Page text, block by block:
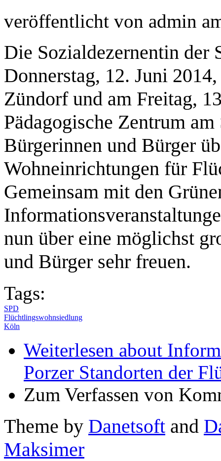
veröffentlicht von admin
Die Sozialdezernentin der
Donnerstag, 12. Juni
Zündorf und am Freitag,
Pädagogische Zentrum
Bürgerinnen und Bürger
Wohneinrichtungen für
Gemeinsam mit den
nun über eine möglichst
und Bürger sehr freuen.
Tags:
SPD
Flüchtlingswohnsiedlung
Köln
Weiterlesen about
Porzer Standorten der
Zum Verfassen von
Theme by Danetsoft and
Maksimer